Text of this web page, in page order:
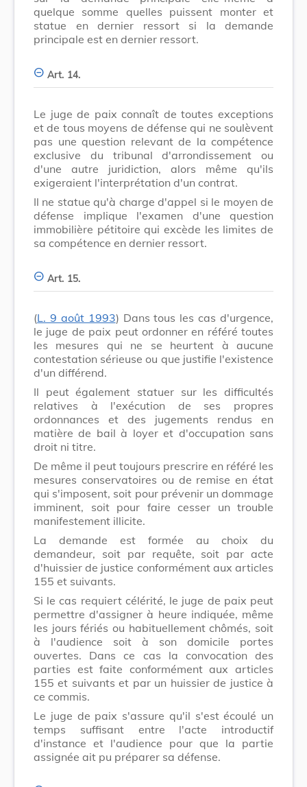
quelque somme quelles puissent monter et
statue en dernier ressort si la demande
principale est en dernier ressort.
Art. 14.
Le juge de paix connaît de toutes exceptions
et de tous moyens de défense qui ne soulèvent
pas une question relevant de la compétence
exclusive du tribunal d'arrondissement ou
d'une autre juridiction, alors même qu'ils
exigeraient l'interprétation d'un contrat.
Il ne statue qu'à charge d'appel si le moyen de
défense implique l'examen d'une question
immobilière pétitoire qui excède les limites de
sa compétence en dernier ressort.
Art. 15.
(L. 9 août 1993) Dans tous les cas d'urgence,
le juge de paix peut ordonner en référé toutes
les mesures qui ne se heurtent à aucune
contestation sérieuse ou que justifie l'existence
d'un différend.
Il peut également statuer sur les difficultés
relatives à l'exécution de ses propres
ordonnances et des jugements rendus en
matière de bail à loyer et d'occupation sans
droit ni titre.
De même il peut toujours prescrire en référé les
mesures conservatoires ou de remise en état
qui s'imposent, soit pour prévenir un dommage
imminent, soit pour faire cesser un trouble
manifestement illicite.
La demande est formée au choix du
demandeur, soit par requête, soit par acte
d'huissier de justice conformément aux articles
155 et suivants.
Si le cas requiert célérité, le juge de paix peut
permettre d'assigner à heure indiquée, même
les jours fériés ou habituellement chômés, soit
à l'audience soit à son domicile portes
ouvertes. Dans ce cas la convocation des
parties est faite conformément aux articles
155 et suivants et par un huissier de justice à
ce commis.
Le juge de paix s'assure qu'il s'est écoulé un
temps suffisant entre l'acte introductif
d'instance et l'audience pour que la partie
assignée ait pu préparer sa défense.